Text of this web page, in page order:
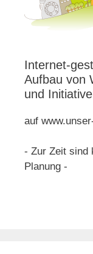
Internet-
Aufbau von
und
auf
- Zur Zeit sind
Planung -